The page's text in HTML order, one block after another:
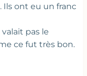
ont eu un franc
pas le
ce fut très bon.